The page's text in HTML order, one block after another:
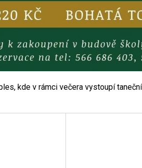
kde v rámci večera vystoupí